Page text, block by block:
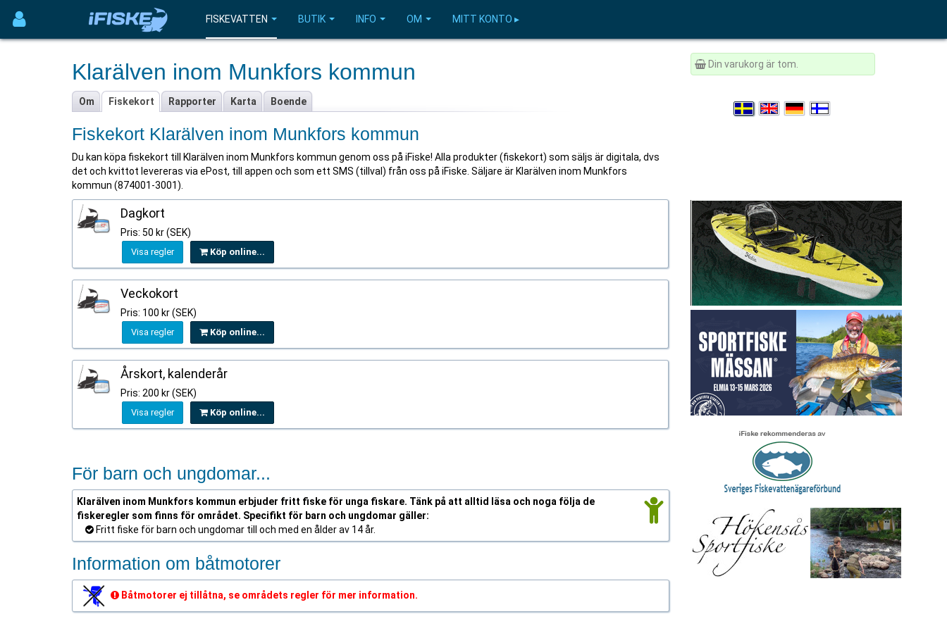
FISKEVATTEN BUTIK INFO OM MITT KONTO ▸
Klarälven inom Munkfors kommun
Om Fiskekort Rapporter Karta Boende
Fiskekort Klarälven inom Munkfors kommun
Du kan köpa fiskekort till Klarälven inom Munkfors kommun genom oss på iFiske! Alla produkter (fiskekort) som säljs är digitala, dvs
det och kvittot levereras via ePost, till appen och som ett SMS (tillval) från oss på iFiske. Säljare är Klarälven inom Munkfors
kommun (874001-3001).
Dagkort
Pris: 50 kr (SEK)
Visa regler Köp online...
Veckokort
Pris: 100 kr (SEK)
Visa regler Köp online...
Årskort, kalenderår
Pris: 200 kr (SEK)
Visa regler Köp online...
För barn och ungdomar...
Klarälven inom Munkfors kommun erbjuder fritt fiske för unga fiskare. Tänk på att alltid läsa och noga följa de
fiskeregler som finns för området. Specifikt för barn och ungdomar gäller:
Fritt fiske för barn och ungdomar till och med en ålder av 14 år.
Information om båtmotorer
Båtmotorer ej tillåtna, se områdets regler för mer information.
Din varukorg är tom.